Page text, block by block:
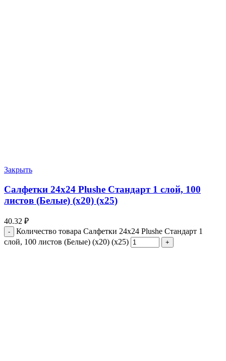
Закрыть
Салфетки 24х24 Plushe Стандарт 1 слой, 100
листов (Белые) (х20) (х25)
40.32 ₽
Количество товара Салфетки 24х24 Plushe Стандарт 1
слой, 100 листов (Белые) (х20) (х25)